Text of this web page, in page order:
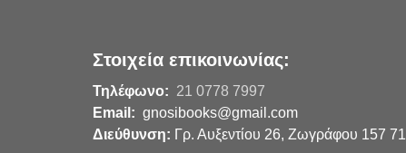
Στοιχεία επικοινωνίας:
Τηλέφωνο: 21 0778 7997
Email: gnosibooks@gmail.com
Διεύθυνση: Γρ. Αυξεντίου 26, Ζωγράφου 157 71